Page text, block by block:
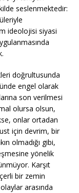
seslenmektedir:
ideolojisi siyasi
doğrultusunda
engel olarak
son verilmesi
olursa olsun,
onlar ortadan
için devrim, bir
olmadığı gibi,
yönelik
Karşıt
bir zemin
arasında